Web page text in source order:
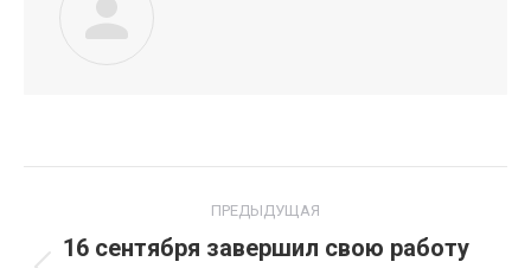
по
ПРЕДЫДУЩАЯ
16 сентября завершил свою работу